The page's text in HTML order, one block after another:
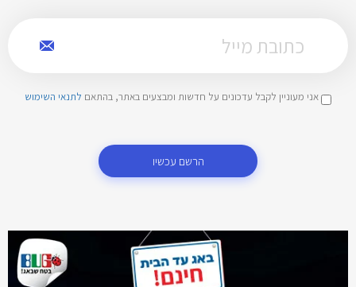
אני מעוניין לקבל עדכונים על חדשות ומבצעים באתר, בהתאם לתנאי השימוש
הרשם עכשיו